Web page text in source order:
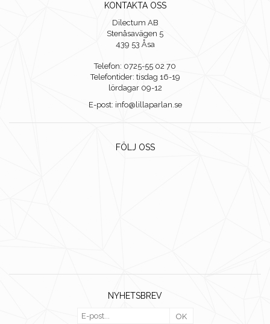
KONTAKTA OSS
Dilectum AB
Stenåsavägen 5
439 53 Åsa
Telefon: 0725-55 02 70
Telefontider: tisdag 16-19
lördagar 09-12
E-post: info@lillaparlan.se
FÖLJ OSS
NYHETSBREV
OK